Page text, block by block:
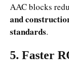
AAC blocks
and
standards.
5. Faster